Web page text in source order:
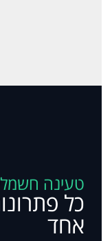
טעינה
כל
אחד